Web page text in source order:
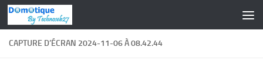
Skip to content
CAPTURE D’ÉCRAN 2024-11-06 À 08.42.44